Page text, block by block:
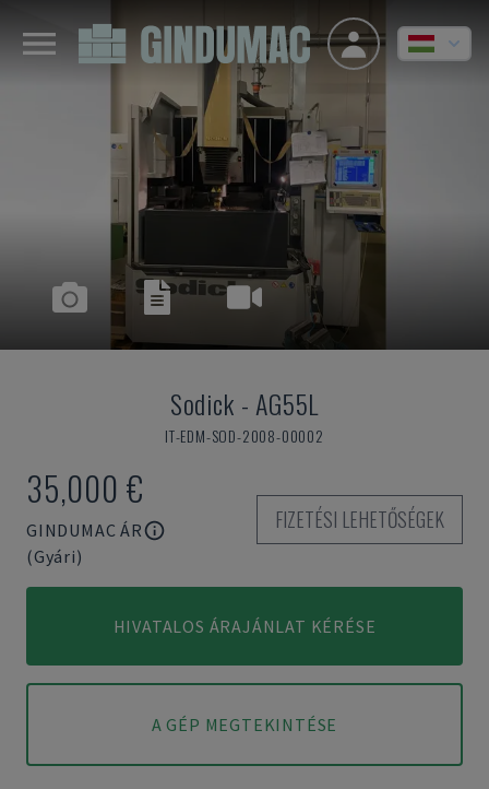
Sodick - AG55L
IT-EDM-SOD-2008-00002
35,000 €
GINDUMAC ÁR
(Gyári)
FIZETÉSI LEHETŐSÉGEK
HIVATALOS ÁRAJÁNLAT KÉRÉSE
A GÉP MEGTEKINTÉSE